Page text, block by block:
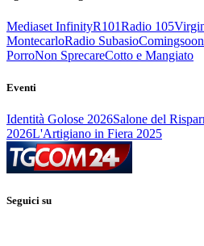
Mediaset InfinityR101Radio 105
MontecarloRadio SubasioComingsoon
PorroNon SprecareCotto e Mangiato
Eventi
Identità Golose 2026Salone del
2026L'Artigiano in Fiera 2025
Seguici su